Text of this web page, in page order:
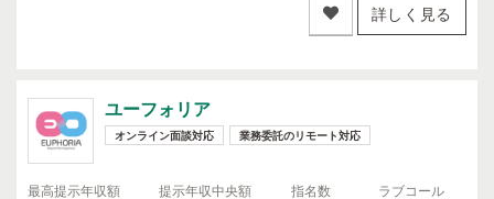
詳しく見る
ユーフォリア
オンライン面談対応 業務委託のリモート対応
最高提示年収額 提示年収中央額 指名数 ラブコール